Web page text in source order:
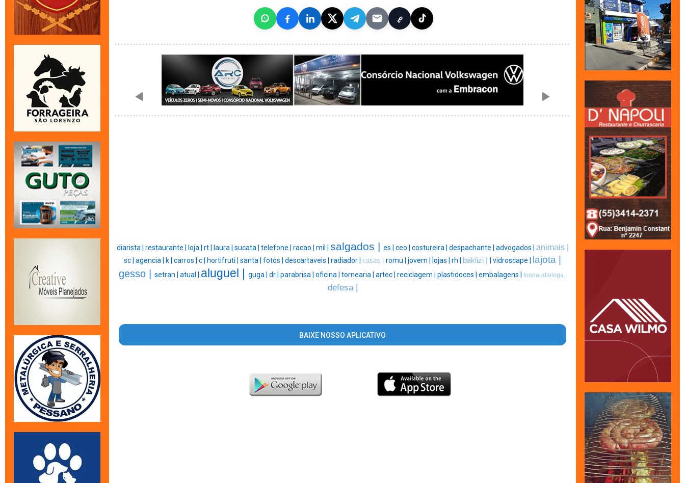
diarista | restaurante | loja | rt | laura | sucata | telefone | racao | mil | salgados | es | ceo | costureira | despachante | advogados | animais |
sc | agencia | k | carros | c | hortifruti | santa | fotos | descartaveis | radiador | casas | romu | jovem | lojas | rh | baklizi | vidroscape | lajota |
gesso | setran | atual | aluguel | guga | dr | parabrisa | oficina | tornearia | artec | reciclagem | plastidoces | embalagens | fonoaudiologa |
defesa |
BAIXE NOSSO APLICATIVO